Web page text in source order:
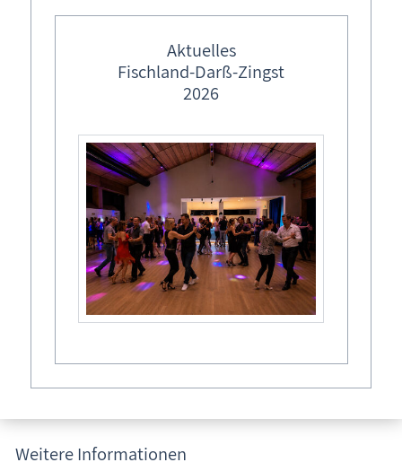
Lebendiger Adventskalender
Veranstalter
Eigenbetrieb Kurverwaltung Born a. Darß
Weitere Informationen
Aktuelles
Fischland-Darß-Zingst
2026